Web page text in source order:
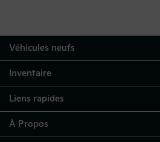
Véhicules neufs
Inventaire
Liens rapides
À Propos